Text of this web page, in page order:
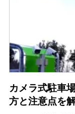
カメラ式駐車
方と注意点を